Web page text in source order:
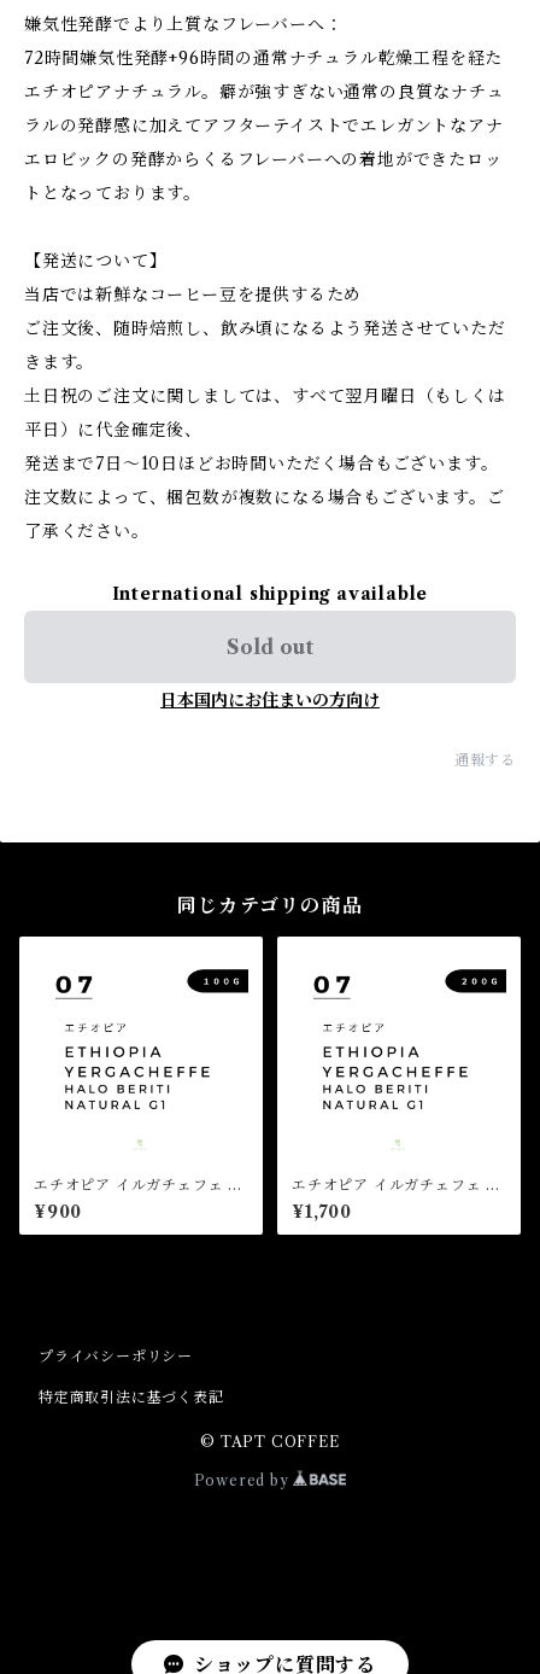
嫌気性発酵でより上質なフレーバーへ：
72時間嫌気性発酵+96時間の通常ナチュラル乾燥工程を経た
エチオピアナチュラル。癖が強すぎない通常の良質なナチュ
ラルの発酵感に加えてアフターテイストでエレガントなアナ
エロビックの発酵からくるフレーバーへの着地ができたロッ
トとなっております。
【発送について】
当店では新鮮なコーヒー豆を提供するため
ご注文後、随時焙煎し、飲み頃になるよう発送させていただ
きます。
土日祝のご注文に関しましては、すべて翌月曜日（もしくは
平日）に代金確定後、
発送まで7日～10日ほどお時間いただく場合もございます。
注文数によって、梱包数が複数になる場合もございます。ご
了承ください。
International shipping available
Sold out
日本国内にお住まいの方向け
通報する
ショップに質問する
同じカテゴリの商品
エチオピア イルガチェフェ ハ
ロ ベリティ ナチュラル G1（1
00g）
¥900
エチオピア イルガチェフェ ハ
ロ ベリティ ナチュラル G1（2
00g）
¥1,700
プライバシーポリシー
特定商取引法に基づく表記
© TAPT COFFEE
Powered by